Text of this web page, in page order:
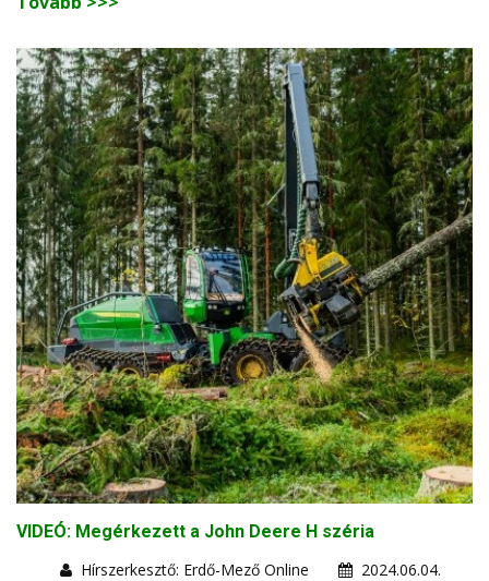
VIDEÓ: Megérkezett a John Deere H széria
Hírszerkesztő: Erdő-Mező Online
2024.06.04.